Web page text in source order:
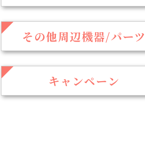
その他周辺機器/パーツ
キャンペーン